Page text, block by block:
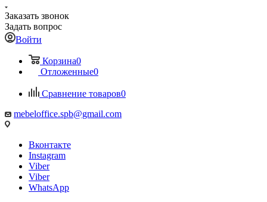
Заказать звонок
Задать вопрос
Войти
Корзина0
Отложенные0
Сравнение товаров0
mebeloffice.spb@gmail.com
Вконтакте
Instagram
Viber
Viber
WhatsApp